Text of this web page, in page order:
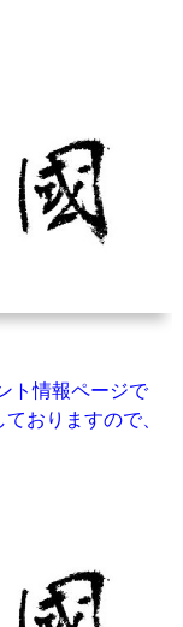
ト情報ページで
おりますので、